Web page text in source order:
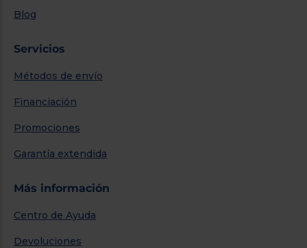
Blog
Servicios
Métodos de envío
Financiación
Promociones
Garantía extendida
Más información
Centro de Ayuda
Devoluciones